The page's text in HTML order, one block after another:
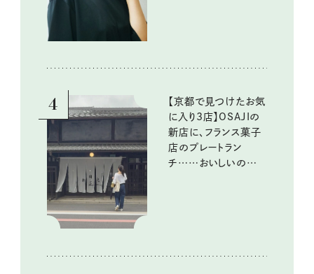
4
【京都で見つけたお気
に入り3店】OSAJIの
新店に、フランス菓子
店のプレートラン
チ……おいしいのんび